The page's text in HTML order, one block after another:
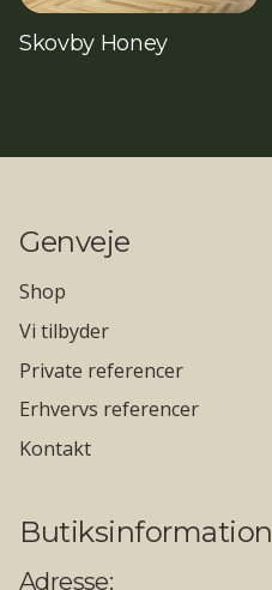
Skovby Honey
Genveje
Shop
Vi tilbyder
Private referencer
Erhvervs referencer
Kontakt
Butiksinformation
Adresse: